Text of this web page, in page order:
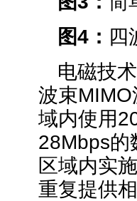
图4： 四
电磁技
波束
域内使用
28Mbps的
区域内实
重复提供